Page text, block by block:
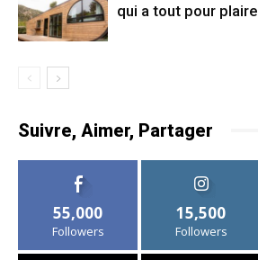
qui a tout pour plaire
Suivre, Aimer, Partager
55,000
Followers
15,500
Followers